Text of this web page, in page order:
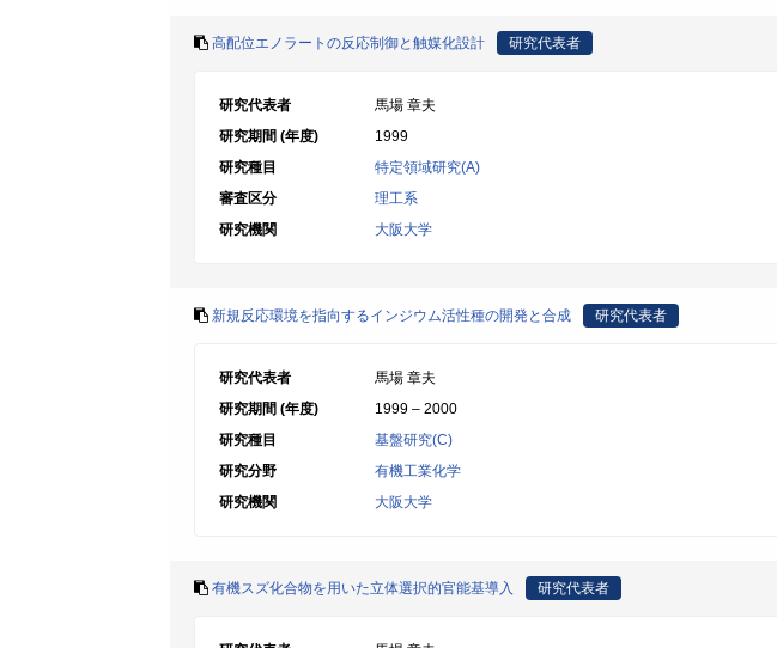
高配位エノラートの反応制御と触媒化設計 研究代表者
研究代表者
馬場 章夫
研究期間 (年度)
1999
研究種目
特定領域研究(A)
審査区分
理工系
研究機関
大阪大学
新規反応環境を指向するインジウム活性種の開発と合成 研究代表者
研究代表者
馬場 章夫
研究期間 (年度)
1999 – 2000
研究種目
基盤研究(C)
研究分野
有機工業化学
研究機関
大阪大学
有機スズ化合物を用いた立体選択的官能基導入 研究代表者